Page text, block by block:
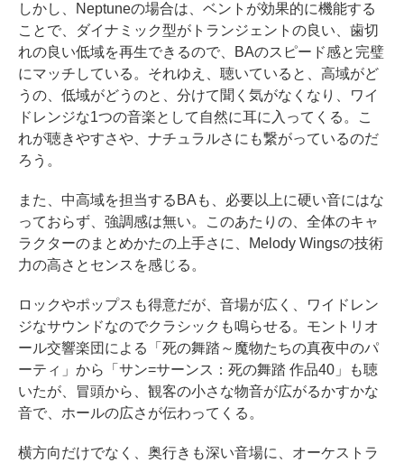
しかし、Neptuneの場合は、ベントが効果的に機能する
ことで、ダイナミック型がトランジェントの良い、歯切
れの良い低域を再生できるので、BAのスピード感と完璧
にマッチしている。それゆえ、聴いていると、高域がど
うの、低域がどうのと、分けて聞く気がなくなり、ワイ
ドレンジな1つの音楽として自然に耳に入ってくる。こ
れが聴きやすさや、ナチュラルさにも繋がっているのだ
ろう。
また、中高域を担当するBAも、必要以上に硬い音にはな
っておらず、強調感は無い。このあたりの、全体のキャ
ラクターのまとめかたの上手さに、Melody Wingsの技術
力の高さとセンスを感じる。
ロックやポップスも得意だが、音場が広く、ワイドレン
ジなサウンドなのでクラシックも鳴らせる。モントリオ
ール交響楽団による「死の舞踏～魔物たちの真夜中のパ
ーティ」から「サン=サーンス：死の舞踏 作品40」も聴
いたが、冒頭から、観客の小さな物音が広がるかすかな
音で、ホールの広さが伝わってくる。
横方向だけでなく、奥行きも深い音場に、オーケストラ